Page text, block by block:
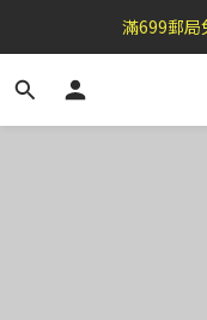
盛夏祭典：全館滿